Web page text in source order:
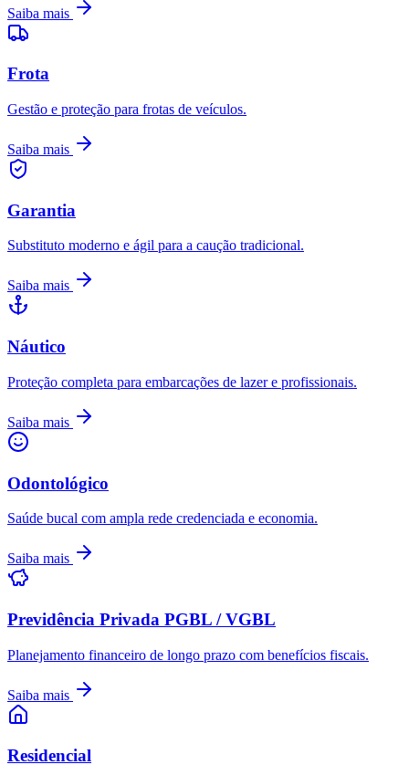
Saiba mais
Frota
Gestão e proteção para frotas de veículos.
Saiba mais
Garantia
Substituto moderno e ágil para a caução tradicional.
Saiba mais
Náutico
Proteção completa para embarcações de lazer e profissionais.
Saiba mais
Odontológico
Saúde bucal com ampla rede credenciada e economia.
Saiba mais
Previdência Privada PGBL / VGBL
Planejamento financeiro de longo prazo com benefícios fiscais.
Saiba mais
Residencial